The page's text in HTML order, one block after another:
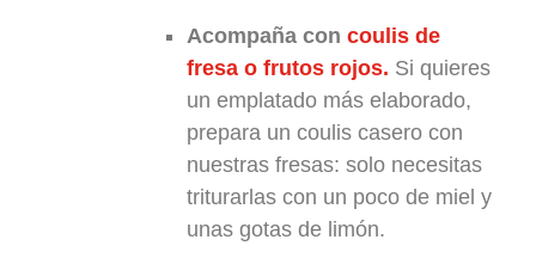
Acompaña con coulis de
fresa o frutos rojos. Si quieres
un emplatado más elaborado,
prepara un coulis casero con
nuestras fresas: solo necesitas
triturarlas con un poco de miel y
unas gotas de limón.